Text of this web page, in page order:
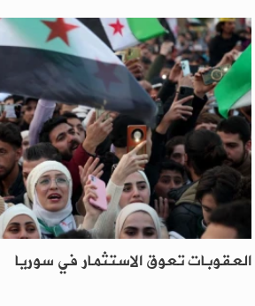
العقوبات تعوق الاستثمار في سوريا